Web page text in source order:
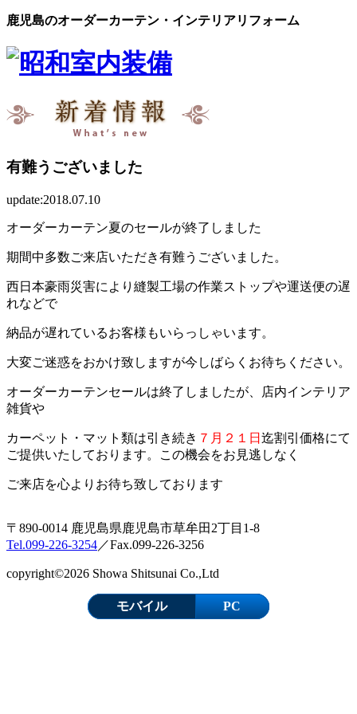
鹿児島のオーダーカーテン・インテリアリフォーム
有難うございました
update:2018.07.10
オーダーカーテン夏のセールが終了しました
期間中多数ご来店いただき有難うございました。
西日本豪雨災害により縫製工場の作業ストップや運送便の遅
れなどで
納品が遅れているお客様もいらっしゃいます。
大変ご迷惑をおかけ致しますが今しばらくお待ちください。
オーダーカーテンセールは終了しましたが、店内インテリア
雑貨や
カーペット・マット類は引き続き ７月２１日 迄割引価格にて
ご提供いたしております。この機会をお見逃しなく
ご来店を心よりお待ち致しております
〒890-0014 鹿児島県鹿児島市草牟田2丁目1-8
Tel.099-226-3254／Fax.099-226-3256
copyright©2026 Showa Shitsunai Co.,Ltd
モバイル PC